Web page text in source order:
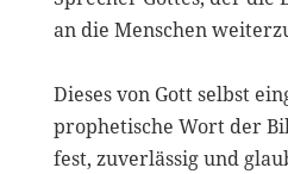
an die Menschen
Dieses von Gott selbst
prophetische Wort der
fest, zuverlässig und